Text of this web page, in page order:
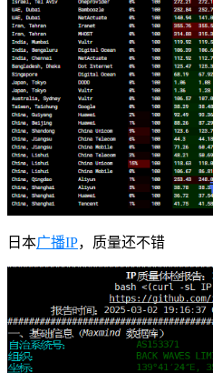
日本广播IP，质量还不错